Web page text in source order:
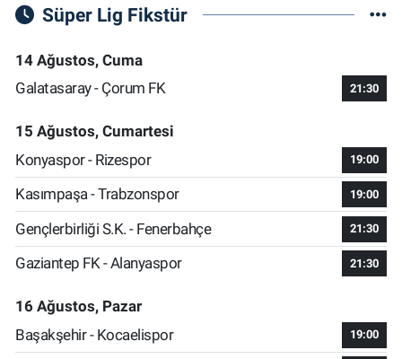
Süper Lig Fikstür
14 Ağustos, Cuma
Galatasaray - Çorum FK
21:30
15 Ağustos, Cumartesi
Konyaspor - Rizespor
19:00
Kasımpaşa - Trabzonspor 19:00
Gençlerbirliği S.K. - Fenerbahçe 21:30
Gaziantep FK - Alanyaspor 21:30
16 Ağustos, Pazar
Başakşehir - Kocaelispor
19:00